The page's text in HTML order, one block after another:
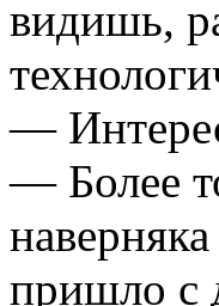
видишь,
—
— Более
пришло с